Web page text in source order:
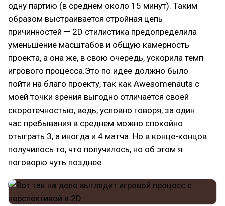
одну партию (в среднем около 15 минут). Таким
образом выстраивается стройная цепь
причинностей — 2D стилистика предопределила
уменьшение масштабов и общую камерность
проекта, а она же, в свою очередь, ускорила темп
игрового процесса.Это по идее должно было
пойти на благо проекту, так как Awesomenauts с
моей точки зрения выгодно отличается своей
скоротечностью, ведь, условно говоря, за один
час пребывания в среднем можно спокойно
отыграть 3, а иногда и 4 матча. Но в конце-концов
получилось то, что получилось, но об этом я
поговорю чуть позднее.